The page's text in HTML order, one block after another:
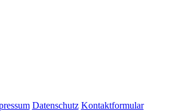
Datenschutz Kontaktformular